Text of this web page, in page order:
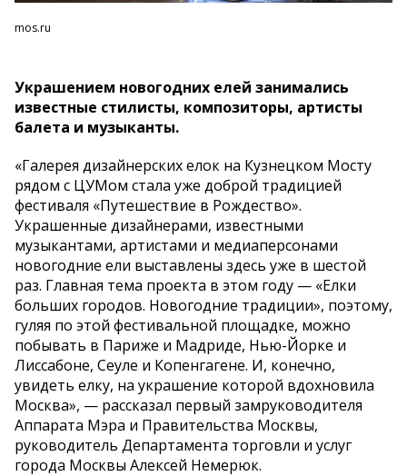
mos.ru
Украшением новогодних елей занимались
известные стилисты, композиторы, артисты
балета и музыканты.
«Галерея дизайнерских елок на Кузнецком Мосту
рядом с ЦУМом стала уже доброй традицией
фестиваля «Путешествие в Рождество».
Украшенные дизайнерами, известными
музыкантами, артистами и медиаперсонами
новогодние ели выставлены здесь уже в шестой
раз. Главная тема проекта в этом году — «Елки
больших городов. Новогодние традиции», поэтому,
гуляя по этой фестивальной площадке, можно
побывать в Париже и Мадриде, Нью-Йорке и
Лиссабоне, Сеуле и Копенгагене. И, конечно,
увидеть елку, на украшение которой вдохновила
Москва», — рассказал первый замруководителя
Аппарата Мэра и Правительства Москвы,
руководитель Департамента торговли и услуг
города Москвы Алексей Немерюк.